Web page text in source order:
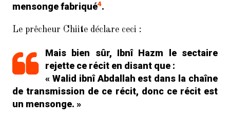
mensonge fabriqué4.
Le prêcheur Chiite déclare ceci :
Mais bien sûr, Ibnî Hazm le sectaire
rejette ce récit en disant que :
« Walid ibnî Abdallah est dans la chaîne
de transmission de ce récit, donc ce récit est
un mensonge. »